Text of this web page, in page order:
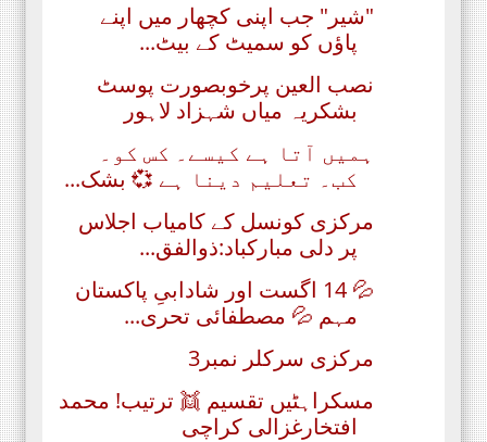
"شیر" جب اپنی کچھار میں اپنے
پاؤں کو سمیٹ کے بیٹ...
نصب العین پرخوبصورت پوسٹ
بشکریہ میاں شہزاد لاہور
ہمیں آتا ہے کیسے۔ کس کو۔
کب۔ تعلیم دینا ہے 💞 بشک...
مرکزی کونسل کے کامیاب اجلاس
پر دلی مبارکباد:ذوالفق...
💦 14 اگست اور شادابیِ پاکستان
مہم 💦 مصطفائی تحری...
مرکزی سرکلر نمبر3
مسکراہٹیں تقسیم 👯 ترتیب! محمد
افتخارغزالی کراچی